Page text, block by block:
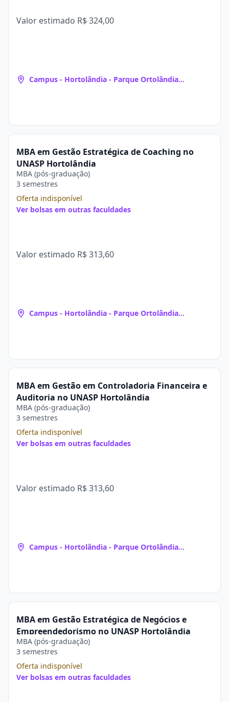
Valor estimado R$ 324,00
Campus - Hortolândia - Parque Ortolândia
MBA em Gestão Estratégica de Coaching no
UNASP Hortolândia
MBA (pós-graduação)
3 semestres
Oferta indisponível
Ver bolsas em outras faculdades
Valor estimado R$ 313,60
Campus - Hortolândia - Parque Ortolândia
MBA em Gestão em Controladoria Financeira e
Auditoria no UNASP Hortolândia
MBA (pós-graduação)
3 semestres
Oferta indisponível
Ver bolsas em outras faculdades
Valor estimado R$ 313,60
Campus - Hortolândia - Parque Ortolândia
MBA em Gestão Estratégica de Negócios e
Empreendedorismo no UNASP Hortolândia
MBA (pós-graduação)
3 semestres
Oferta indisponível
Ver bolsas em outras faculdades